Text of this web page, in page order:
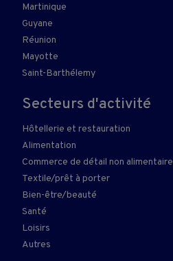
Martinique
Guyane
Réunion
Mayotte
Saint-Barthélemy
Secteurs d'activité
Hôtellerie et restauration
Alimentation
Commerce de détail non alimentaire
Textile/prêt à porter
Bien-être/beauté
Santé
Loisirs
Autres